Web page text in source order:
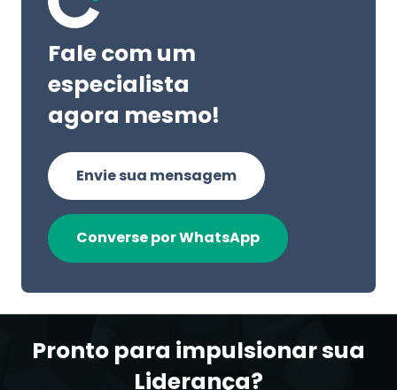
Fale com um
especialista
agora mesmo!
Envie sua mensagem
Converse por WhatsApp
Pronto para impulsionar sua
Liderança?